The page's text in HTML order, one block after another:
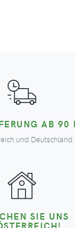
AB 90
und Deutschland
SIE UNS